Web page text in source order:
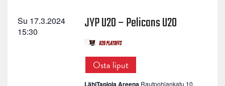
Su 17.3.2024
15:30
JYP U20 – Pelicans U20
Osta liput
LähiTapiola Areena Rautpohjankatu 10,